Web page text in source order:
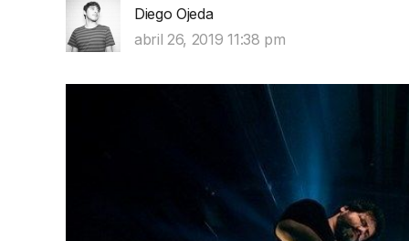
Diego Ojeda
abril 26, 2019 11:38 pm